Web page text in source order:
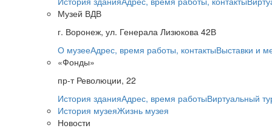
Музей ВДВ
г. Воронеж, ул. Генерала Лизюкова 42В
О музееАдрес, время работы, контактыВыставки и
«Фонды»
пр-т Революции, 22
История зданияАдрес, время работыВиртуальный
История музеяЖизнь музея
Новости